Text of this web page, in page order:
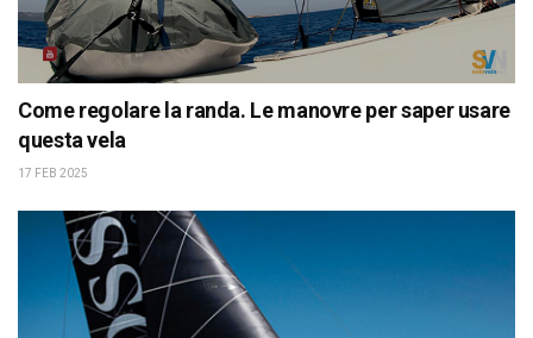
Come regolare la randa. Le manovre per saper usare
questa vela
17 FEB 2025